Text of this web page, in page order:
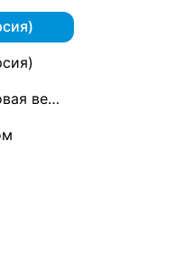
Взаимодействия (новая версия)